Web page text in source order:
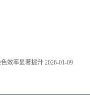
效率显著提升 2026-01-09